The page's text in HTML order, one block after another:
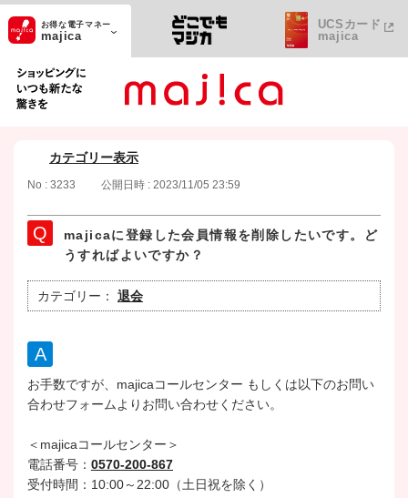
ショッピングにいつも新たな驚きを
お得な電子マネー
majica
UCSカード
majica
カテゴリー表示
No : 3233 公開日時 : 2023/11/05 23:59
majicaに登録した会員情報を削除したいです。ど
うすればよいですか？
カテゴリー： 退会
お手数ですが、majicaコールセンター もしくは以下のお問い
合わせフォームよりお問い合わせください。
＜majicaコールセンター＞
電話番号： 0570-200-867
受付時間：10:00～22:00（土日祝を除く）